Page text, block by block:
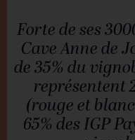
Forte de ses
Cave Anne de
de 35% du
représentent
(rouge et
65% des IGP